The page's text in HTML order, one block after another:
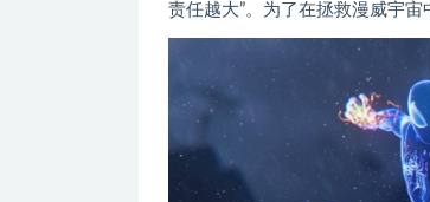
责任越大”。为了在拯救漫威宇